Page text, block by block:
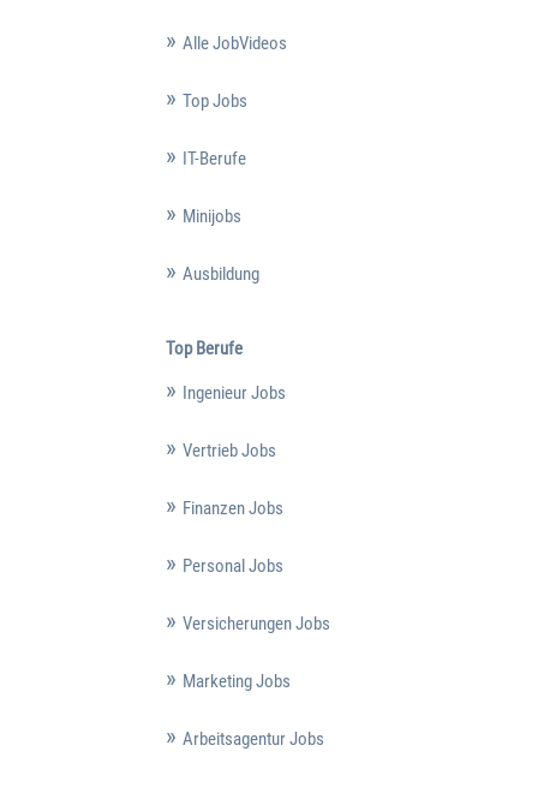
Alle JobVideos
Top Jobs
IT-Berufe
Minijobs
Ausbildung
Top Berufe
Ingenieur Jobs
Vertrieb Jobs
Finanzen Jobs
Personal Jobs
Versicherungen Jobs
Marketing Jobs
Arbeitsagentur Jobs